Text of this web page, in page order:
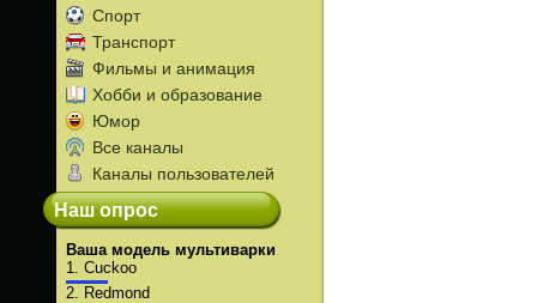
Спорт
Транспорт
Фильмы и анимация
Хобби и образование
Юмор
Все каналы
Каналы пользователей
Наш опрос
Ваша модель мультиварки
1. Cuckoo
2.
Redmond